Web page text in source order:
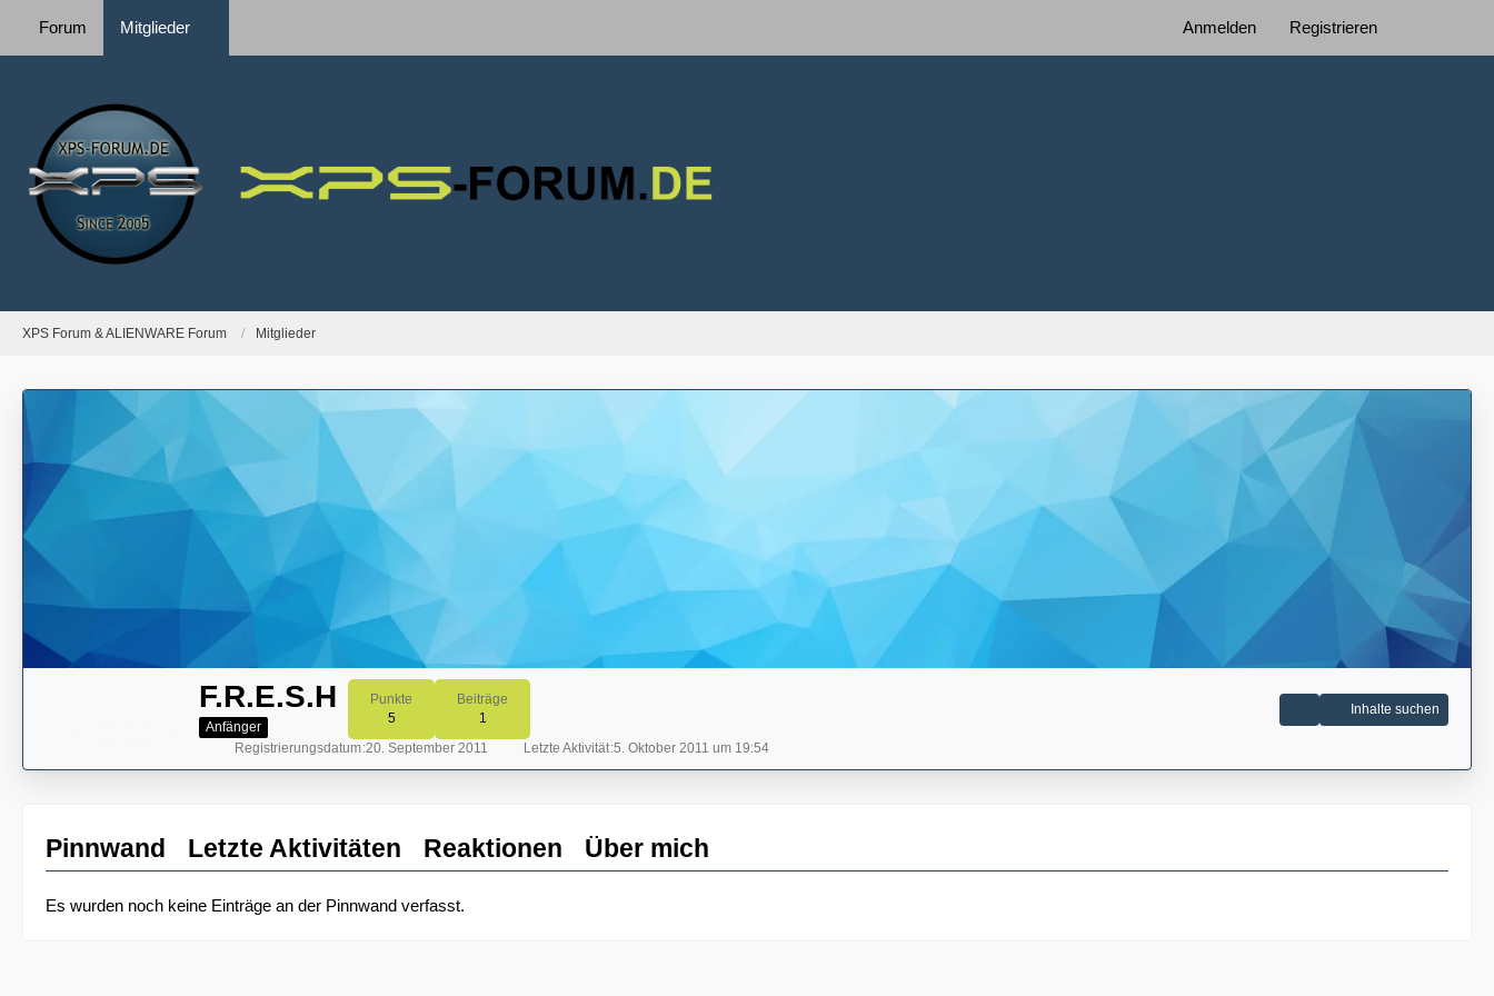
Forum Mitglieder Anmelden Registrieren
XPS Forum & ALIENWARE Forum Mitglieder
F.R.E.S.H
Anfänger
Punkte
5
Beiträge
1
Inhalte suchen
Registrierungsdatum 20. September 2011 Letzte Aktivität 5. Oktober 2011 um 19:54
Pinnwand Letzte Aktivitäten Reaktionen Über mich
Es wurden noch keine Einträge an der Pinnwand verfasst.